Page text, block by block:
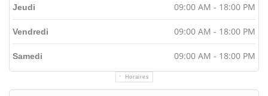
Horaires
Jeudi 09:00 AM - 18:00 PM
Vendredi 09:00 AM - 18:00 PM
Samedi 09:00 AM - 18:00 PM